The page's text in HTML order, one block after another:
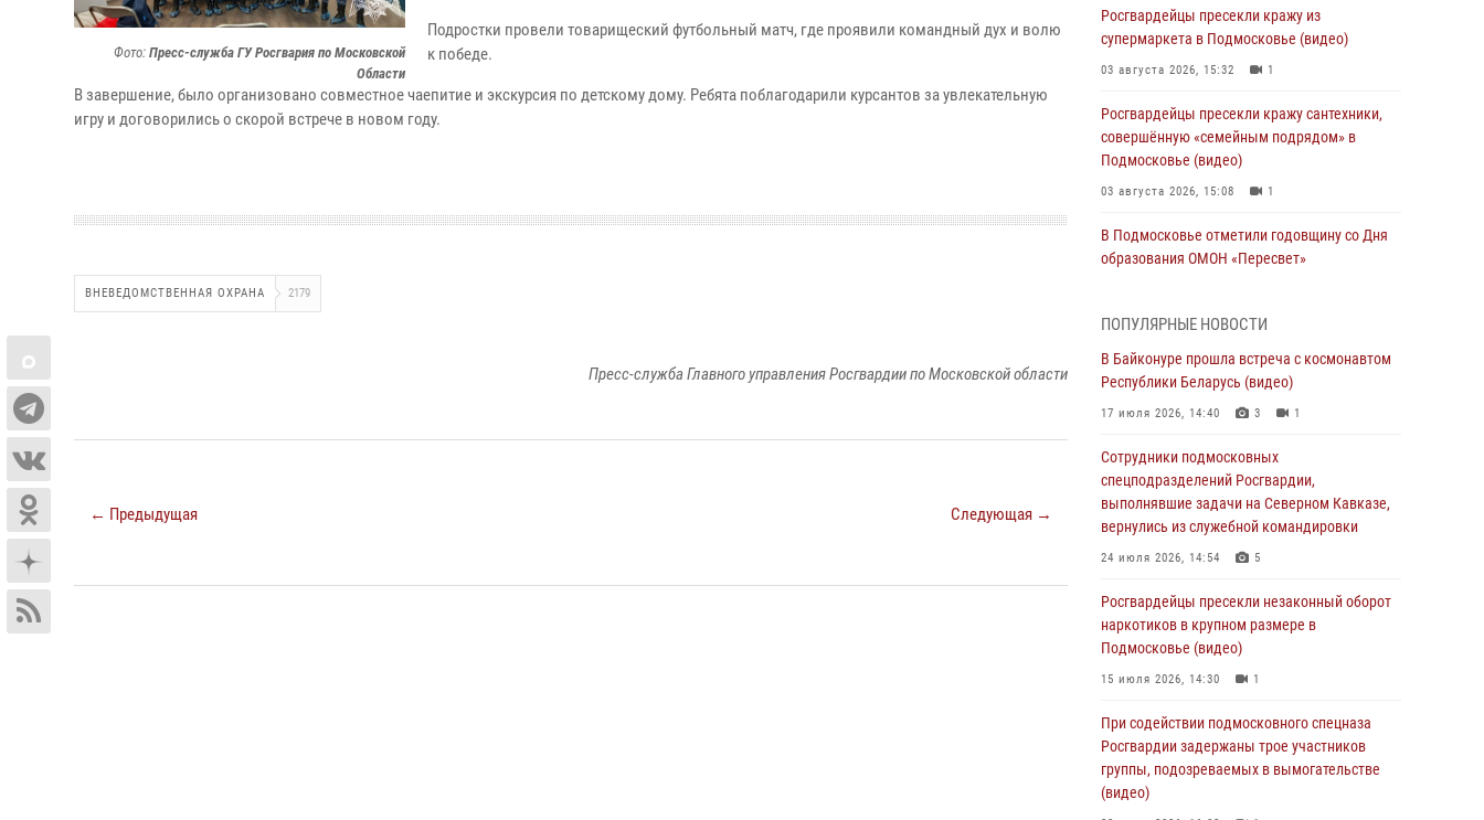
Фото: Пресс-служба ГУ Росгвария по Московской
Области
Подростки провели товарищеский футбольный матч, где проявили командный дух и волю
к победе.
В завершение, было организовано совместное чаепитие и экскурсия по детскому дому. Ребята поблагодарили курсантов за увлекательную
игру и договорились о скорой встрече в новом году.
ВНЕВЕДОМСТВЕННАЯ ОХРАНА 2179
Пресс-служба Главного управления Росгвардии по Московской области
← Предыдущая Следующая →
Росгвардейцы пресекли кражу из
супермаркета в Подмосковье (видео)
03 августа 2026, 15:32 1
Росгвардейцы пресекли кражу сантехники,
совершённую «семейным подрядом» в
Подмосковье (видео)
03 августа 2026, 15:08 1
В Подмосковье отметили годовщину со Дня
образования ОМОН «Пересвет»
Офицер подмосковного главка Росгвардии
стал гостем эфира «Радио 1»
01 августа 2026, 17:57
подозреваемого в краже на крупную сумму в
Подмосковье
31 июля 2026, 13:00
Росгвардейцы задержали подозреваемых в
(видео)
31 июля 2026, 09:00
В Главном управлении Росгвардии по
торжественное собрание, посвященное
юбилею образования региональной
общественной организации ветеранов войск
правопорядка (видео)
ПОПУЛЯРНЫЕ НОВОСТИ
В Байконуре прошла встреча с космонавтом
Республики Беларусь (видео)
17 июля 2026, 14:40 3 1
Сотрудники подмосковных
спецподразделений Росгвардии,
выполнявшие задачи на Северном Кавказе,
вернулись из служебной командировки
24 июля 2026, 14:54 5
Росгвардейцы пресекли незаконный оборот
наркотиков в крупном размере в
Подмосковье (видео)
15 июля 2026, 14:30 1
При содействии подмосковного спецназа
Росгвардии задержаны трое участников
группы, подозреваемых в вымогательстве
(видео)